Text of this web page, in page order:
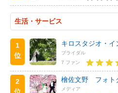
生活・サービス
1
位
キロスタジオ・
ブライダル
7 ファン
2
位
檜佐文野 フォト
メディア